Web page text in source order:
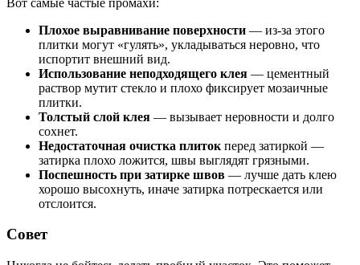
Плохое выравнивание поверхности — из-за этого
плитки могут «гулять», укладываться неровно, что
испортит внешний вид.
Использование неподходящего клея — цементный
раствор мутит стекло и плохо фиксирует мозаичные
плитки.
Толстый слой клея — вызывает неровности и долго
сохнет.
Недостаточная очистка плиток перед затиркой —
затирка плохо ложится, швы выглядят грязными.
Поспешность при затирке швов — лучше дать клею
хорошо высохнуть, иначе затирка потрескается или
отслоится.
Совет